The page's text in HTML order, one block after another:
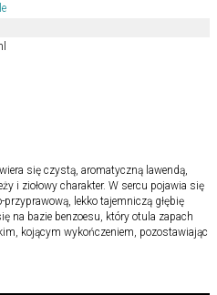
się czystą, aromatyczną lawendą,
i ziołowy charakter. W sercu pojawia się
lekko tajemniczą głębię
na bazie benzoesu, który otula zapach
kojącym wykończeniem, pozostawiając